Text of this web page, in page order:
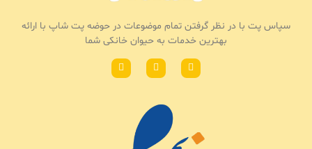
سپاس پت با در نظر گرفتن تمام موضوعات در حوضه پت شاپ با ارائه
بهترین خدمات به حیوان خانکی شما